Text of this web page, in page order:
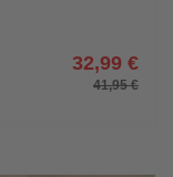
32,99 €
41,95 €